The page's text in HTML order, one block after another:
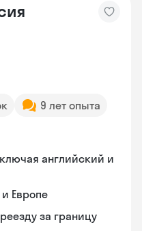
9 лет опыта
английский и
Европе
за границу